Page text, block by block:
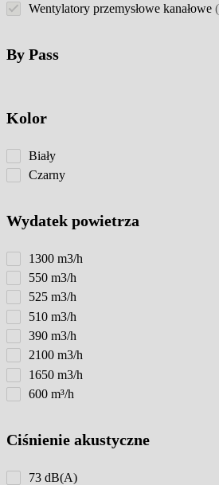
Wentylatory przemysłowe kanałowe
By Pass
Kolor
Biały
Czarny
Wydatek powietrza
1300 m3/h
550 m3/h
525 m3/h
510 m3/h
390 m3/h
2100 m3/h
1650 m3/h
600 m³/h
Ciśnienie akustyczne
73 dB(A)